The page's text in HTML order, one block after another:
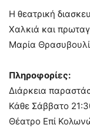
Η θεατρική
Χαλκιά και
Μαρία
Πληροφορίες:
Διάρκεια
Κάθε Σάββατο
Θέατρο Επί